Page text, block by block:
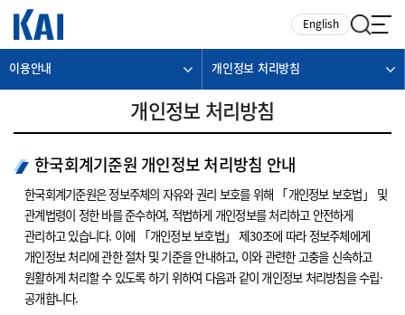
English
이용안내 개인정보 처리방침
개인정보 처리방침
한국회계기준원 개인정보 처리방침 안내
한국회계기준원은 정보주체의 자유와 권리 보호를 위해 「개인정보 보호법」 및
관계법령이 정한 바를 준수하여, 적법하게 개인정보를 처리하고 안전하게
관리하고 있습니다. 이에 「개인정보 보호법」 제30조에 따라 정보주체에게
개인정보 처리에 관한 절차 및 기준을 안내하고, 이와 관련한 고충을 신속하고
원활하게 처리할 수 있도록 하기 위하여 다음과 같이 개인정보 처리방침을 수립·
공개합니다.